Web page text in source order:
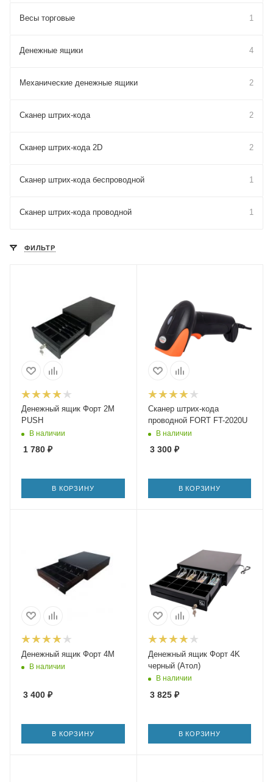
Весы торговые 1
Денежные ящики 4
Механические денежные ящики 2
Сканер штрих-кода 2
Сканер штрих-кода 2D 2
Сканер штрих-кода беспроводной 1
Сканер штрих-кода проводной 1
ФИЛЬТР
Денежный ящик Форт 2M
PUSH
В наличии
1 780 ₽
В КОРЗИНУ
Сканер штрих-кода
проводной FORT FT-2020U
В наличии
3 300₽
В КОРЗИНУ
Денежный ящик Форт 4М
В наличии
3 400 ₽
В КОРЗИНУ
Денежный ящик Форт 4K
черный (Атол)
В наличии
3 825₽
В КОРЗИНУ